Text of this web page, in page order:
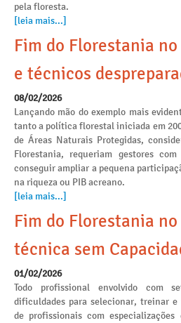
pela floresta.
[leia mais...]
Fim do Florestania
e técnicos
08/02/2026
Lançando mão do exemplo mais
tanto a política florestal iniciada em
de Áreas Naturais Protegidas,
Florestania, requeriam gestores
conseguir ampliar a pequena
na riqueza ou PIB acreano.
[leia mais...]
Fim do Florestania
técnica sem
01/02/2026
Todo profissional envolvido com
dificuldades para selecionar, treinar
de profissionais com